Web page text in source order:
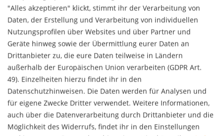
"Alles akzeptieren" klickt, stimmt ihr der Verarbeitung von
Daten, der Erstellung und Verarbeitung von individuellen
Nutzungsprofilen über Websites und über Partner und
Geräte hinweg sowie der Übermittlung eurer Daten an
Drittanbieter zu, die eure Daten teilweise in Ländern
außerhalb der Europäischen Union verarbeiten (GDPR Art.
49). Einzelheiten hierzu findet ihr in den
Datenschutzhinweisen. Die Daten werden für Analysen und
für eigene Zwecke Dritter verwendet. Weitere Informationen,
auch über die Datenverarbeitung durch Drittanbieter und die
Möglichkeit des Widerrufs, findet ihr in den Einstellungen
Afrika fernab erlebt - Das K-Wagnis: Von...
Das K-Wagnis: Von Kapstadt über Khartum nach
KarlsruheAstrid MacMillian und ihr Ehemann Loyal
verwirklichen ihren Traum: Sie reisen ein Jahr lang